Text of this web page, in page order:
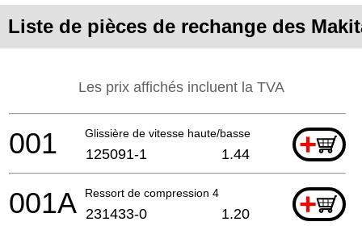
Liste de pièces de rechange des
Les prix affichés incluent la TVA
Glissière de vitesse haute/basse +
001 125091-1 1.44
Ressort de compression 4 +
001A 231433-0 1.20